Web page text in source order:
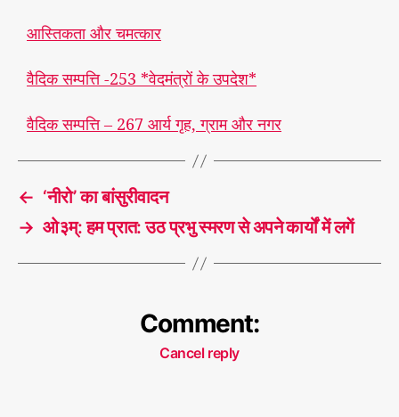
आस्तिकता और चमत्कार
वैदिक सम्पत्ति -253 *वेदमंत्रों के उपदेश*
वैदिक सम्पत्ति – 267 आर्य गृह, ग्राम और नगर
← ‘नीरो’ का बांसुरीवादन
→ ओ३म्: हम प्रात: उठ प्रभु स्मरण से अपने कार्यों में लगें
Comment:
Cancel reply